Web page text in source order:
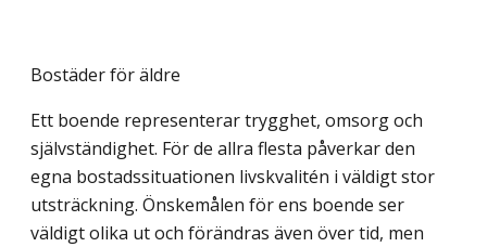
Bostäder för äldre
Ett boende representerar trygghet, omsorg och
självständighet. För de allra flesta påverkar den
egna bostadssituationen livskvalitén i väldigt stor
utsträckning. Önskemålen för ens boende ser
väldigt olika ut och förändras även över tid, men